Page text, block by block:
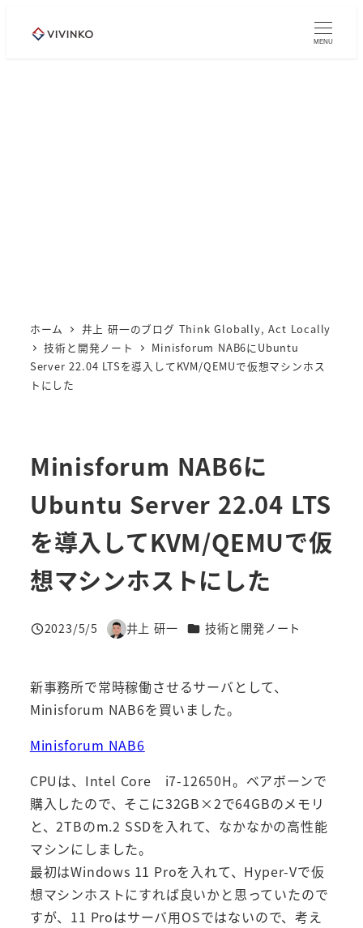
MENU
ホーム
井上 研一のブログ Think Globally, Act Locally
技術と開発ノート
Minisforum NAB6にUbuntu
Server 22.04 LTSを導入してKVM/QEMUで仮想マシンホス
トにした
Minisforum NAB6に
Ubuntu Server 22.04 LTS
を導入してKVM/QEMUで仮
想マシンホストにした
投稿日
2023/5/5
著
井上 研一 カテゴリー
技術と開発ノート
新事務所で常時稼働させるサーバとして、
Minisforum NAB6を買いました。
Minisforum NAB6
CPUは、Intel Core i7-12650H。ベアボーンで
購入したので、そこに32GB×2で64GBのメモリ
と、2TBのm.2 SSDを入れて、なかなかの高性能
マシンにしました。
最初はWindows 11 Proを入れて、Hyper-Vで仮
想マシンホストにすれば良いかと思っていたので
すが、11 Proはサーバ用OSではないので、考え